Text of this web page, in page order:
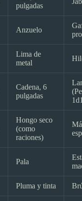
pulgadas
Anzuelo
Lima de
metal
Cadena, 6
pulgadas
Hongo seco
(como
raciones)
Pala
Pluma y tinta